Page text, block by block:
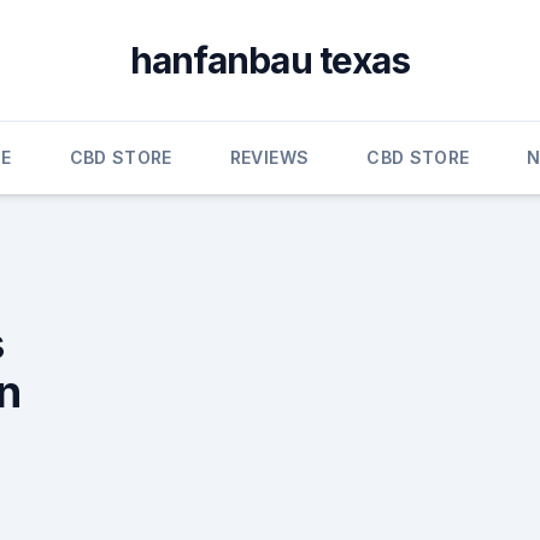
hanfanbau texas
CBD STORE REVIEWS CBD STORE